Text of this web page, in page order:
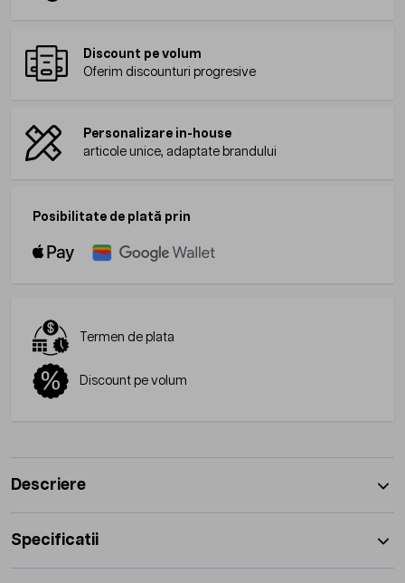
Discount pe volum
Oferim discounturi progresive
Personalizare in-house
articole unice, adaptate brandului
Posibilitate de plată prin
Termen de plata
Discount pe volum
Descriere
Specificatii